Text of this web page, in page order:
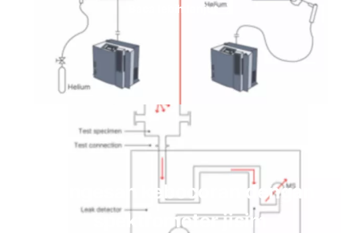
Baca lebih lanjut
Pengesan kebocoran dengan
spektrometer jisim